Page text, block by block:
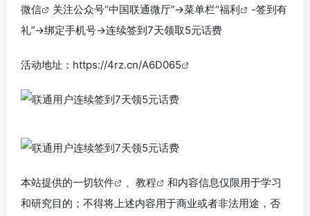
微信 关注公众号“中国联通微厅”->菜单栏“福利
-签到有
礼”->绑定手机号->连续签到7天领取5元话费
活动地址： https://4rz.cn/A6D065
本站提供的一切软件 教程
和内容信息仅限用于学习
和研究目的；不得将上述内容用于商业或者非法用途，否